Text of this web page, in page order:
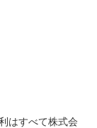
はすべて株式会